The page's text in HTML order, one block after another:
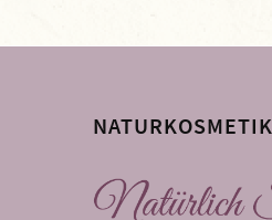
NATURKOSMETIK